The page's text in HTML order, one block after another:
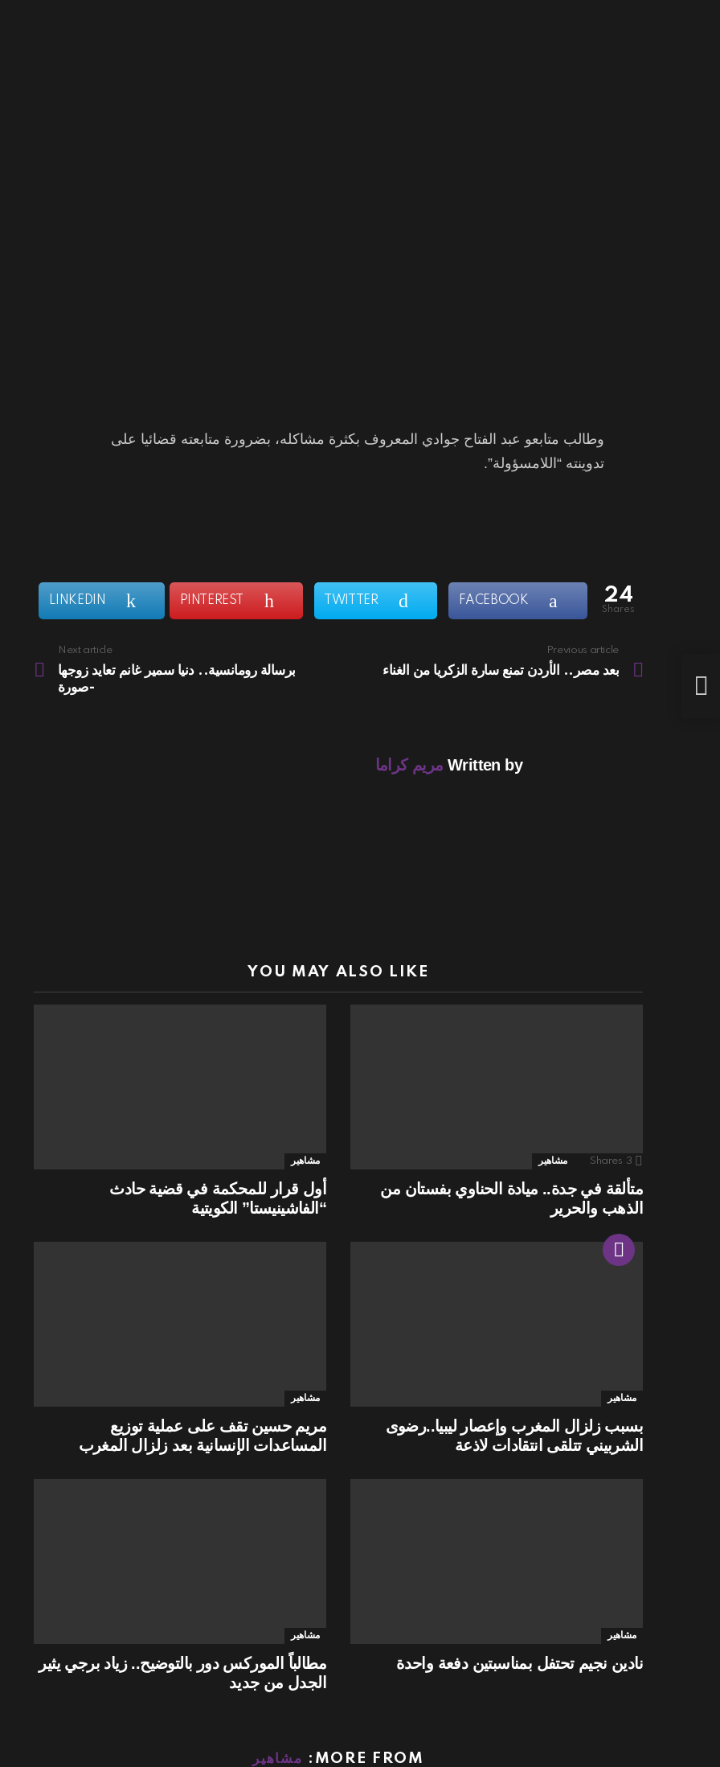
وطالب متابعو عبد الفتاح جوادي المعروف بكثرة مشاكله، بضرورة متابعته قضائيا على
تدوينته “اللامسؤولة”.
24
shares
FACEBOOK
TWITTER
PINTEREST
LINKEDIN
more
Previous article
بعد مصر.. الأردن تمنع سارة الزكريا من الغناء
Next article
برسالة رومانسية.. دنيا سمير غانم تعايد زوجها
-صورة
Written by مريم كراما
YOU MAY ALSO LIKE
3
Shares مشاهير
متألقة في جدة.. ميادة الحناوي بفستان من
الذهب والحرير
مشاهير
أول قرار للمحكمة في قضية حادث
“الفاشينيستا” الكويتية
مشاهير
بسبب زلزال المغرب وإعصار ليبيا..رضوى
الشربيني تتلقى انتقادات لاذعة
مشاهير
مريم حسين تقف على عملية توزيع
المساعدات الإنسانية بعد زلزال المغرب
مشاهير
نادين نجيم تحتفل بمناسبتين دفعة واحدة
مشاهير
مطالباً الموركس دور بالتوضيح.. زياد برجي يثير
الجدل من جديد
MORE FROM: مشاهير